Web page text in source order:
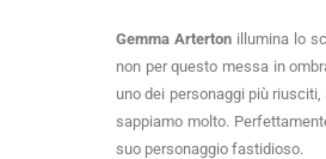
Gemma Artertonillumina lo
non per questo messa in
uno dei personaggi più
sappiamo molto.
suo personaggio fastidioso.